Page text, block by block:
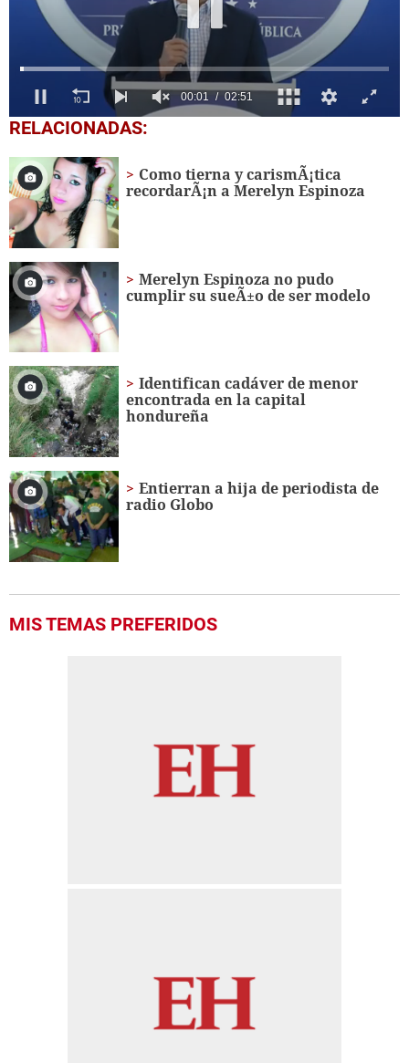
0
seconds
2
minutes,
51
seconds
RELACIONADAS:
Como tierna y carismÃ¡tica
recordarÃ¡n a Merelyn Espinoza
Merelyn Espinoza no pudo
cumplir su sueÃ±o de ser modelo
Identifican cadáver de menor
encontrada en la capital
hondureña
Entierran a hija de periodista de
radio Globo
MIS TEMAS PREFERIDOS